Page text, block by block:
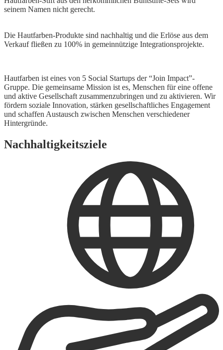
seinem Namen nicht gerecht.
Die Hautfarben-Produkte sind nachhaltig und die Erlöse aus dem
Verkauf fließen zu 100% in gemeinnützige Integrationsprojekte.
Hautfarben ist eines von 5 Social Startups der “Join Impact”-
Gruppe. Die gemeinsame Mission ist es, Menschen für eine offene
und aktive Gesellschaft zusammenzubringen und zu aktivieren. Wir
fördern soziale Innovation, stärken gesellschaftliches Engagement
und schaffen Austausch zwischen Menschen verschiedener
Hintergründe.
Nachhaltigkeitsziele